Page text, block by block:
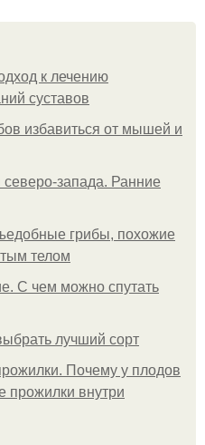
к лечению
суставов
избавиться от мышей и
запада. Ранние
грибы, похожие
телом
С чем можно спутать
лучший сорт
Почему у плодов
прожилки внутри